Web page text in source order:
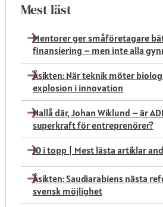
Mest läst
Mentorer ger småföretagare
finansiering – men inte alla
Åsikten: När teknik möter
explosion i innovation
Hallå där, Johan Wiklund – är
superkraft för entreprenörer?
10 i topp | Mest lästa artiklar
Åsikten: Saudiarabiens nästa
svensk möjlighet